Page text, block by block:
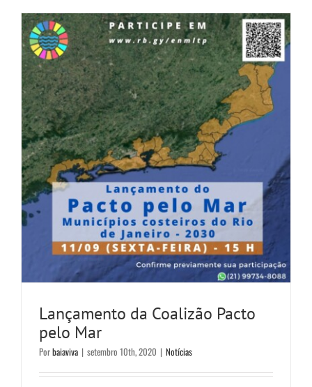
Lançamento da Coalizão Pacto
pelo Mar
Porbaiaviva | setembro 10th, 2020 | Notícias